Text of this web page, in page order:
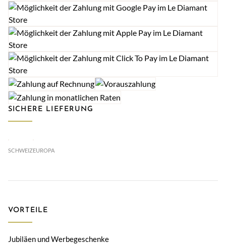
SICHERE LIEFERUNG
SCHWEIZEUROPA
VORTEILE
Jubiläen und Werbegeschenke